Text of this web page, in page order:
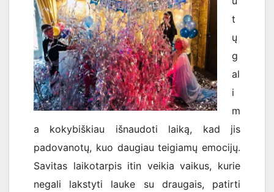
t
ų
g
al
i
m
a kokybiškiau išnaudoti laiką, kad jis
padovanotų, kuo daugiau teigiamų emocijų.
Savitas laikotarpis itin veikia vaikus, kurie
negali lakstyti lauke su draugais, patirti